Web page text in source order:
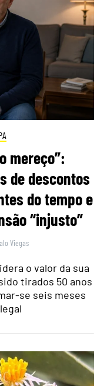
mereço”:
de descontos
do tempo e
“injusto”
Viegas
o valor da sua
tirados 50 anos
se seis meses